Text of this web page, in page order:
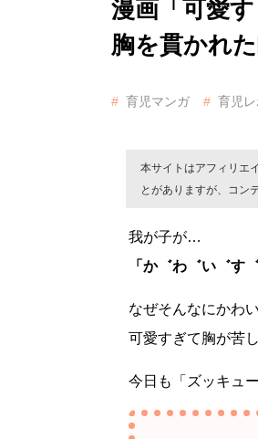
漫画「可愛
胸を貫かれ
育児マンガ
育児レ
本サイトはアフィリエ
とがありますが、コン
我が子が…
「か゛わ゛い゛す
なぜそんなにかわ
可愛すぎて胸が苦
今日も「ズッキュ